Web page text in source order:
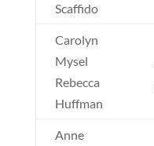
Scaffido
Carolyn
Mysel
Rebecca
Huffman
Anne